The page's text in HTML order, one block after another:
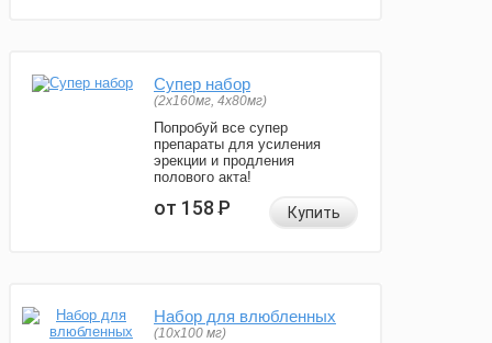
Супер набор
(2х160мг, 4х80мг)
Попробуй все супер
препараты для усиления
эрекции и продления
полового акта!
от 158Р Купить
Набор для влюбленных
(10х100 мг)